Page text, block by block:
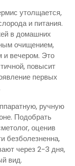
утолщается,
и питания.
в домашних
очищением,
и вечером. Это
повысит
первых
ручную
Подобрать
оценив
безболезненна,
через 2-3 дня,
вид.